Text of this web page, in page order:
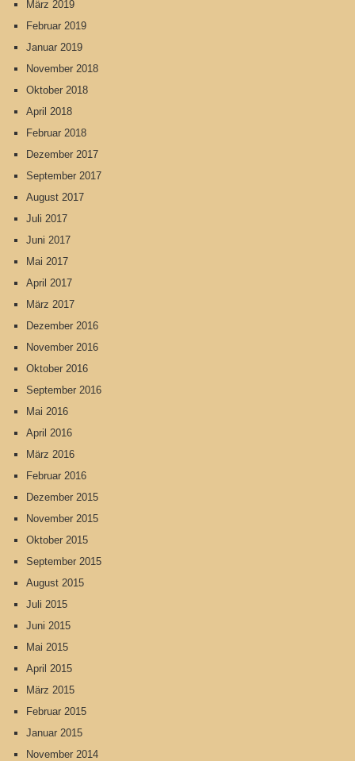
März 2019
Februar 2019
Januar 2019
November 2018
Oktober 2018
April 2018
Februar 2018
Dezember 2017
September 2017
August 2017
Juli 2017
Juni 2017
Mai 2017
April 2017
März 2017
Dezember 2016
November 2016
Oktober 2016
September 2016
Mai 2016
April 2016
März 2016
Februar 2016
Dezember 2015
November 2015
Oktober 2015
September 2015
August 2015
Juli 2015
Juni 2015
Mai 2015
April 2015
März 2015
Februar 2015
Januar 2015
November 2014